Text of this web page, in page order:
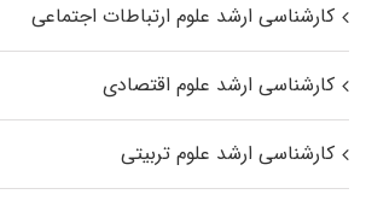
کارشناسی ارشد علوم ارتباطات اجتماعی
کارشناسی ارشد علوم اقتصادی
کارشناسی ارشد علوم تربیتی